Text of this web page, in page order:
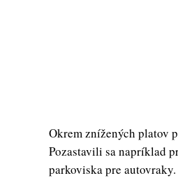
Okrem znížených platov
Pozastavili sa napríklad
parkoviska pre